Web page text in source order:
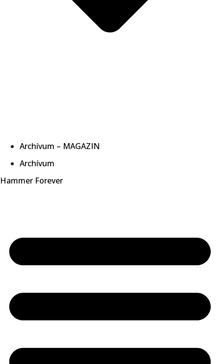
Archívum – MAGAZIN
Archívum
Hammer Forever